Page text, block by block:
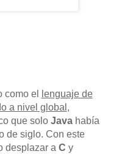
como el
lenguaje de
a nivel global ,
que solo Javahabía
de siglo. Con este
desplazar a C y